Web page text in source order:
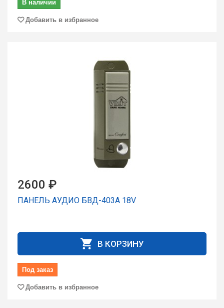
Добавить в избранное
2600 ₽
ПАНЕЛЬ АУДИО БВД-403А 18V
В КОРЗИНУ
Под заказ
Добавить в избранное